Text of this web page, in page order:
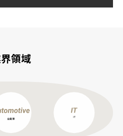
領域